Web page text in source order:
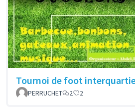
Tournoi de foot
PERRUCHET
2 2